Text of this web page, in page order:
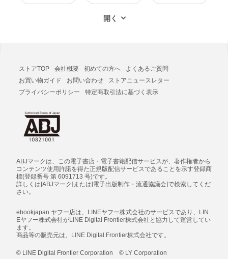
ストアTOP 会社概要 初めての方へ
よくあるご質問
お買い物ガイド
お問い合わせ
ストアニュースレター
プライバシーポリシー
特定商取引法に基づく表示
ABJマークは、この電子書店・電子書籍配信サービスが、著作権者から
コンテンツ使用許諾を得た正規版配信サービスであることを示す登録商
標(登録番号 第 6091713 号)です。
詳しくは[ABJマーク]または[電子出版制作・流通協議会]で検索してくだ
さい。
ebookjapan ヤフー店は、LINEヤフー株式会社のサービスであり、LIN
Eヤフー株式会社がLINE Digital Frontier株式会社と協力して運営してい
ます。
商品等の販売元は、LINE Digital Frontier株式会社です。
© LINE Digital Frontier Corporation © LY Corporation